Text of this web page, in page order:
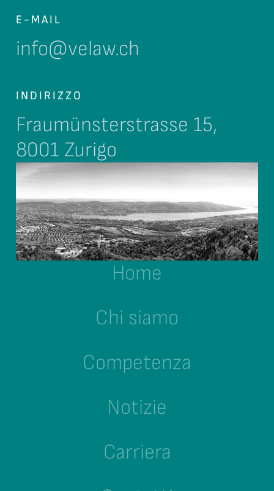
E-MAIL
info@velaw.ch
INDIRIZZO
Fraumünsterstrasse 15,
8001 Zurigo
Home
Chi siamo
Competenza
Notizie
Carriera